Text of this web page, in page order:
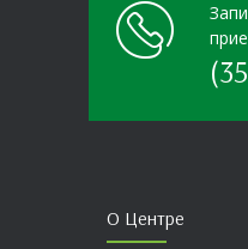
О Центре